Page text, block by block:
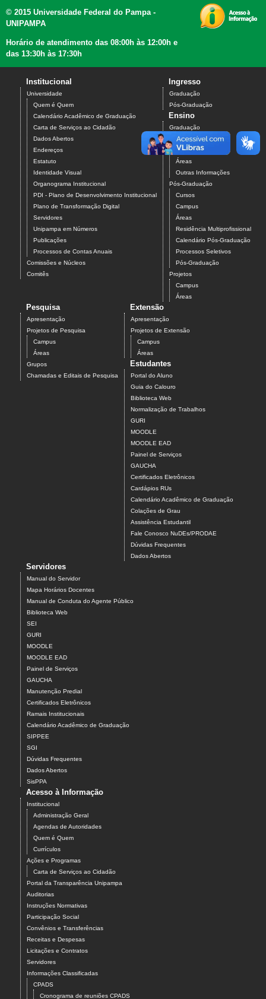
© 2015 Universidade Federal do Pampa -
UNIPAMPA
Horário de atendimento das 08:00h às 12:00h e
das 13:30h às 17:30h
Institucional
Universidade
Quem é Quem
Calendário Acadêmico de Graduação
Carta de Serviços ao Cidadão
Dados Abertos
Endereços
Estatuto
Identidade Visual
Organograma Institucional
PDI - Plano de Desenvolvimento Institucional
Plano de Transformação Digital
Servidores
Unipampa em Números
Publicações
Processos de Contas Anuais
Comissões e Núcleos
Comitês
Ingresso
Graduação
Pós-Graduação
Ensino
Graduação
Cursos
Campus
Áreas
Outras Informações
Pós-Graduação
Cursos
Campus
Áreas
Residência Multiprofissional
Calendário Pós-Graduação
Processos Seletivos
Pós-Graduação
Projetos
Campus
Áreas
Pesquisa
Apresentação
Projetos de Pesquisa
Campus
Áreas
Grupos
Chamadas e Editais de Pesquisa
Extensão
Apresentação
Projetos de Extensão
Campus
Áreas
Estudantes
Portal do Aluno
Guia do Calouro
Biblioteca Web
Normalização de Trabalhos
GURI
MOODLE
MOODLE EAD
Painel de Serviços
GAUCHA
Certificados Eletrônicos
Cardápios RUs
Calendário Acadêmico de Graduação
Colações de Grau
Assistência Estudantil
Fale Conosco NuDEs/PRODAE
Dúvidas Frequentes
Dados Abertos
Servidores
Manual do Servidor
Mapa Horários Docentes
Manual de Conduta do Agente Público
Biblioteca Web
SEI
GURI
MOODLE
MOODLE EAD
Painel de Serviços
GAUCHA
Manutenção Predial
Certificados Eletrônicos
Ramais Institucionais
Calendário Acadêmico de Graduação
SIPPEE
SGI
Dúvidas Frequentes
Dados Abertos
SisPPA
Acesso à Informação
Institucional
Administração Geral
Agendas de Autoridades
Quem é Quem
Currículos
Ações e Programas
Carta de Serviços ao Cidadão
Portal da Transparência Unipampa
Auditorias
Instruções Normativas
Participação Social
Convênios e Transferências
Receitas e Despesas
Licitações e Contratos
Servidores
Informações Classificadas
CPADS
Cronograma de reuniões CPADS